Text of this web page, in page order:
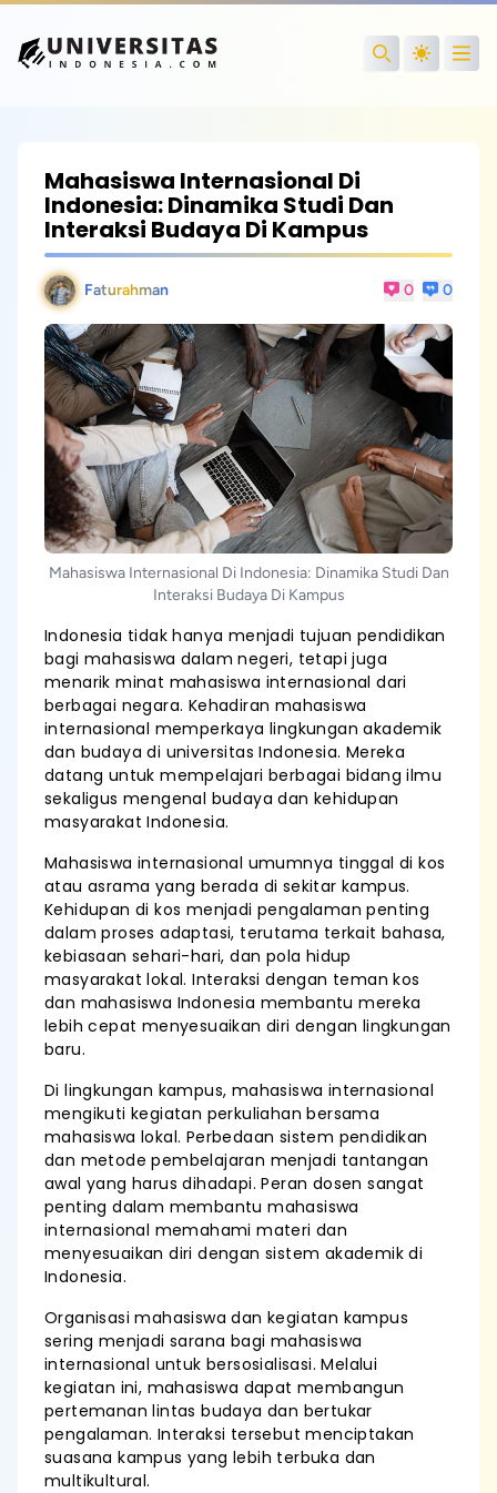
Search
Mahasiswa Internasional Di
Indonesia: Dinamika Studi Dan
Interaksi Budaya Di Kampus
Faturahman 0 0
Mahasiswa Internasional Di Indonesia: Dinamika Studi Dan
Interaksi Budaya Di Kampus
Indonesia tidak hanya menjadi tujuan pendidikan
bagi mahasiswa dalam negeri, tetapi juga
menarik minat mahasiswa internasional dari
berbagai negara. Kehadiran mahasiswa
internasional memperkaya lingkungan akademik
dan budaya di universitas Indonesia. Mereka
datang untuk mempelajari berbagai bidang ilmu
sekaligus mengenal budaya dan kehidupan
masyarakat Indonesia.
Mahasiswa internasional umumnya tinggal di kos
atau asrama yang berada di sekitar kampus.
Kehidupan di kos menjadi pengalaman penting
dalam proses adaptasi, terutama terkait bahasa,
kebiasaan sehari-hari, dan pola hidup
masyarakat lokal. Interaksi dengan teman kos
dan mahasiswa Indonesia membantu mereka
lebih cepat menyesuaikan diri dengan lingkungan
baru.
Di lingkungan kampus, mahasiswa internasional
mengikuti kegiatan perkuliahan bersama
mahasiswa lokal. Perbedaan sistem pendidikan
dan metode pembelajaran menjadi tantangan
awal yang harus dihadapi. Peran dosen sangat
penting dalam membantu mahasiswa
internasional memahami materi dan
menyesuaikan diri dengan sistem akademik di
Indonesia.
Organisasi mahasiswa dan kegiatan kampus
sering menjadi sarana bagi mahasiswa
internasional untuk bersosialisasi. Melalui
kegiatan ini, mahasiswa dapat membangun
pertemanan lintas budaya dan bertukar
pengalaman. Interaksi tersebut menciptakan
suasana kampus yang lebih terbuka dan
multikultural.